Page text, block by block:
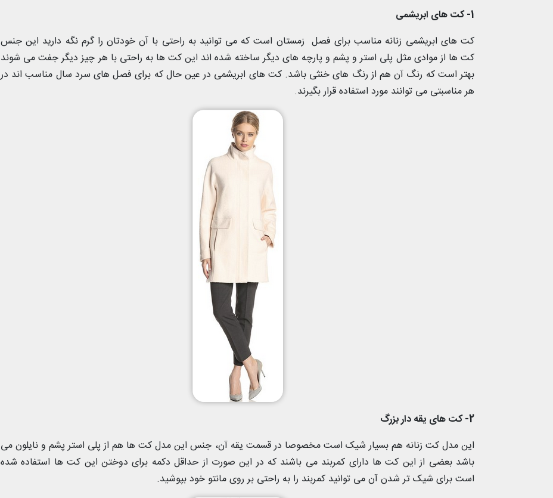
1- کت های ابریشمی
کت های ابریشمی زنانه مناسب برای فصل زمستان است که می توانید به راحتی با آن خودتان را گرم نگه دارید این جنس
کت ها از موادی مثل پلی استر و پشم و پارچه های دیگر ساخته شده اند این کت ها به راحتی با هر چیز دیگر جفت می شوند
بهتر است که رنگ آن هم از رنگ های خنثی باشد. کت های ابریشمی در عین حال که برای فصل های سرد سال مناسب اند در
هر مناسبتی می توانند مورد استفاده قرار بگیرند.
2- کت های یقه دار بزرگ
این مدل کت زنانه هم بسیار شیک است مخصوصا در قسمت یقه آن، جنس این مدل کت ها هم از پلی استر پشم و نایلون می
باشد بعضی از این کت ها دارای کمربند می باشند که در این صورت از حداقل دکمه برای دوختن این کت ها استفاده شده
است برای شیک تر شدن آن می توانید کمربند را به راحتی بر روی مانتو خود بپوشید.